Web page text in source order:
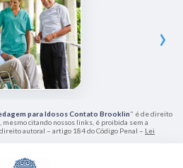
›
para Idosos Contato Brooklin" é de direito
mesmo citando nossos links, é proibida sem a
autoral – artigo 184 do Código Penal – Lei